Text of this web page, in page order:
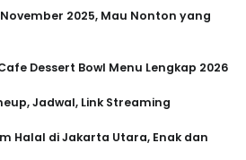
2025, Mau Nonton yang
Dessert Bowl Menu Lengkap 2026
Jadwal, Link Streaming
Halal di Jakarta Utara, Enak dan